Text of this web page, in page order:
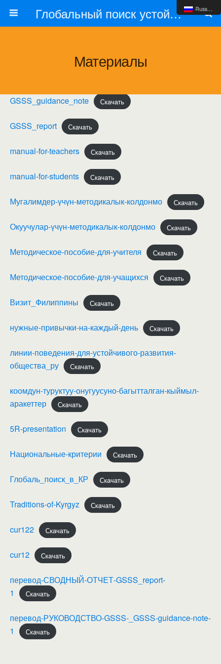
Глобальный поиск устойчивых школ
Материалы
GSSS_guidance_note Скачать
GSSS_report Скачать
manual-for-teachers Скачать
manual-for-students Скачать
Мугалимдер-үчүн-методикалык-колдонмо Скачать
Окуучулар-үчүн-методикалык-колдонмо Скачать
Методическое-пособие-для-учителя Скачать
Методическое-пособие-для-учащихся Скачать
Визит_Филиппины Скачать
нужные-привычки-на-каждый-день Скачать
линии-поведения-для-устойчивого-развития-
общества_ру
Скачать
коомдун-туруктуу-онугуусуно-багытталган-кыймыл-
аракеттер
Скачать
5R-presentation Скачать
Национальные-критерии Скачать
Глобаль_поиск_в_КР Скачать
Traditions-of-Kyrgyz Скачать
cur122 Скачать
cur12 Скачать
перевод-СВОДНЫЙ-ОТЧЕТ-GSSS_report-
1
Скачать
перевод-РУКОВОДСТВО-GSSS-_GSSS-guidance-note-
1
Скачать
Russian